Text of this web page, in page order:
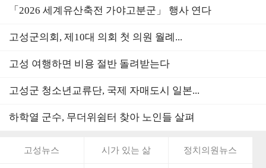
「2026 세계유산축전 가야고분군」 행사 연다
고성군의회, 제10대 의회 첫 의원 월례...
고성 여행하면 비용 절반 돌려받는다
고성군 청소년교류단, 국제 자매도시 일본...
하학열 군수, 무더위쉼터 찾아 노인들 살펴
고성뉴스 시가 있는 삶 정치의원뉴스